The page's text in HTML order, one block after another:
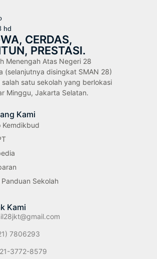
CERDAS,
PRESTASI.
Menengah Atas Negeri 28
(selanjutnya disingkat SMAN 28)
salah satu sekolah yang berlokasi
Minggu, Jakarta Selatan.
Kami
Kemdikbud
Panduan Sekolah
Kami
7806293
3772-8579